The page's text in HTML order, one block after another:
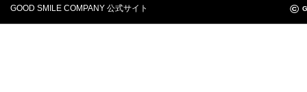
GOOD SMILE COMPANY 公式サイト ©